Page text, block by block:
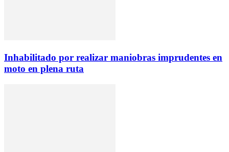
Inhabilitado por realizar maniobras imprudentes en
moto en plena ruta